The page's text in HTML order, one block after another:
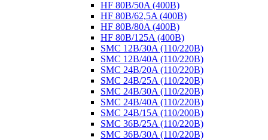
HF 80B/50A (400B)
HF 80B/62,5A (400B)
HF 80B/80A (400B)
HF 80B/125A (400B)
SMC 12B/30A (110/220B)
SMC 12B/40A (110/220B)
SMC 24B/20A (110/220B)
SMC 24B/25A (110/220B)
SMC 24B/30A (110/220B)
SMC 24B/40A (110/220B)
SMC 24B/15A (110/200B)
SMC 36B/25A (110/220B)
SMC 36B/30A (110/220B)